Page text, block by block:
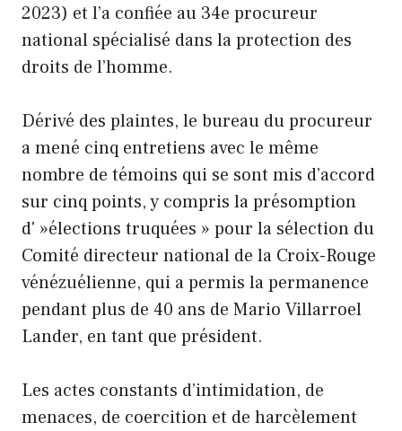
2023) et l’a confiée au 34e procureur
national spécialisé dans la protection des
droits de l’homme.
Dérivé des plaintes, le bureau du procureur
a mené cinq entretiens avec le même
nombre de témoins qui se sont mis d’accord
sur cinq points, y compris la présomption
d' »élections truquées » pour la sélection du
Comité directeur national de la Croix-Rouge
vénézuélienne, qui a permis la permanence
pendant plus de 40 ans de Mario Villarroel
Lander, en tant que président.
Les actes constants d’intimidation, de
menaces, de coercition et de harcèlement